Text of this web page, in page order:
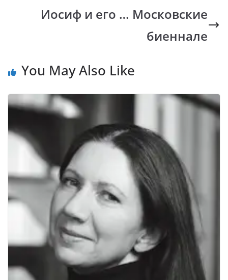
k p k
Иосиф и его … Московские
биеннале
You May Also Like